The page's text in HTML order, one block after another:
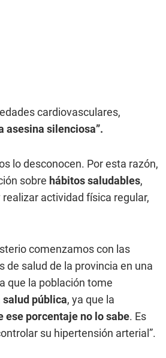
cardiovasculares,
asesina silenciosa”.
lo desconocen. Por esta razón,
sobre hábitos saludables,
actividad física regular,
comenzamos con las
de salud de la provincia en una
que la población tome
salud pública, ya que la
ese porcentaje no lo sabe. Es
su hipertensión arterial”.